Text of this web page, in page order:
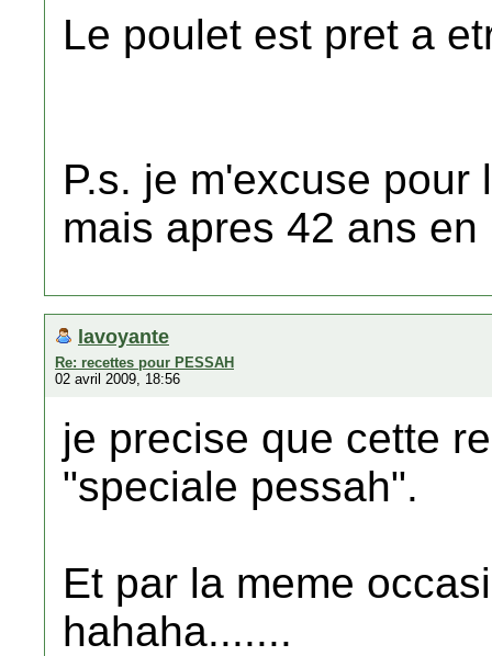
Le poulet est pret a
P.s. je m'excuse
mais apres 42 ans en
lavoyante
Re: recettes pour PESSAH
02 avril 2009, 18:56
je precise que cette
"speciale pessah".
Et par la meme
hahaha.......